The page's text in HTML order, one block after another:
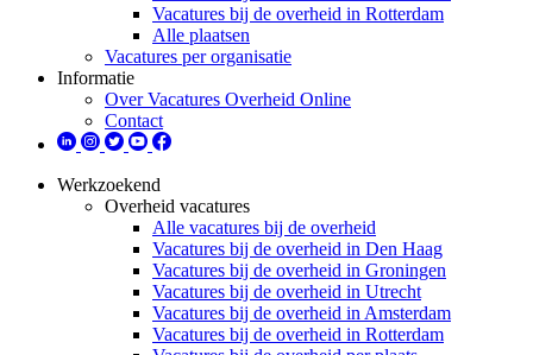
Vacatures bij de overheid in Rotterdam
Alle plaatsen
Vacatures per organisatie
Informatie
Over Vacatures Overheid Online
Contact
Werkzoekend
Overheid vacatures
Alle vacatures bij de overheid
Vacatures bij de overheid in Den Haag
Vacatures bij de overheid in Groningen
Vacatures bij de overheid in Utrecht
Vacatures bij de overheid in Amsterdam
Vacatures bij de overheid in Rotterdam